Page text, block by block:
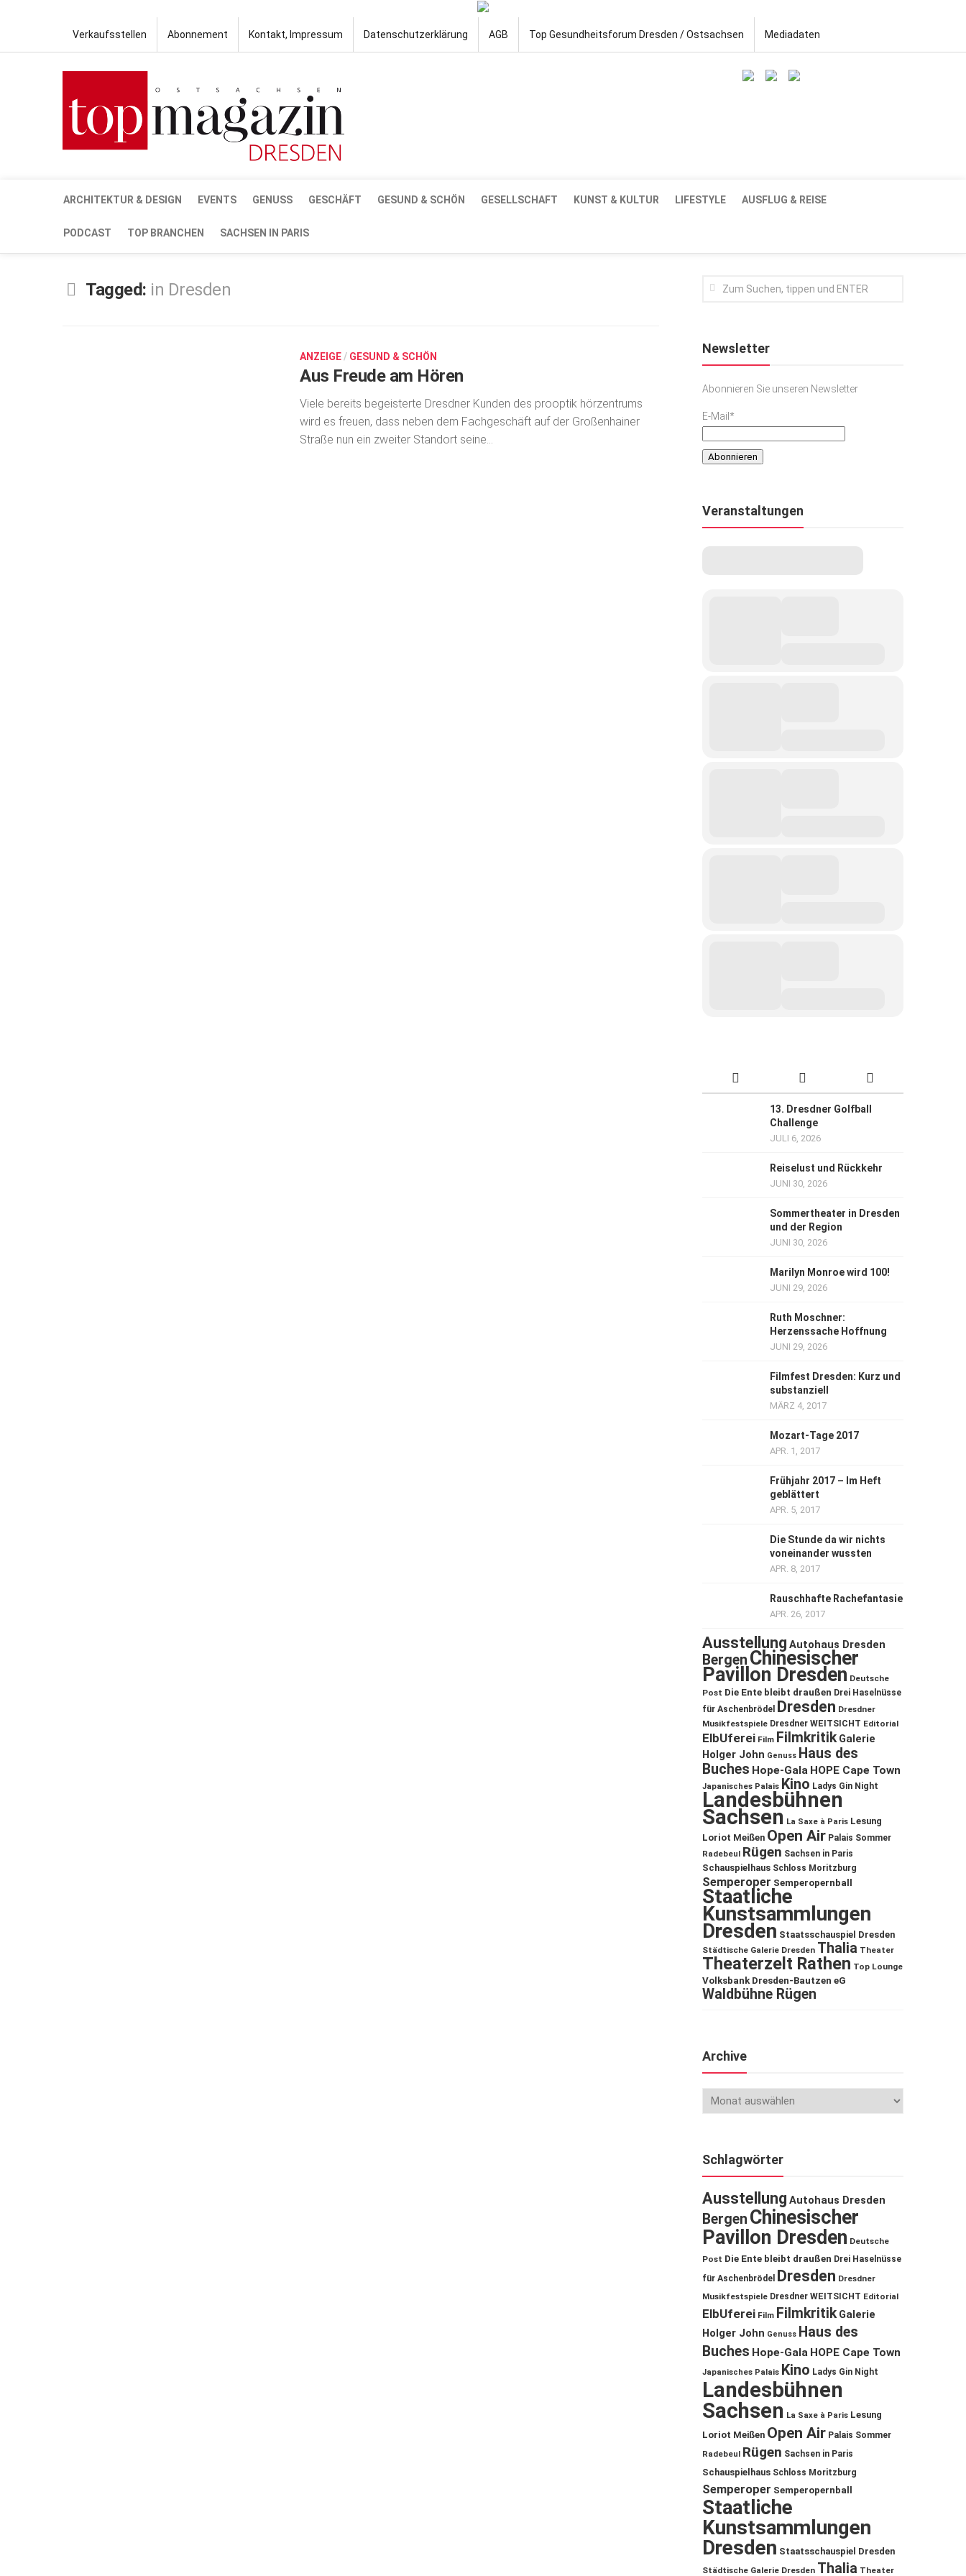
Verkaufsstellen Abonnement Kontakt, Impressum Datenschutzerklärung AGB Top Gesundheitsforum Dresden / Ostsachsen Mediadaten
ARCHITEKTUR & DESIGN EVENTS GENUSS GESCHÄFT GESUND & SCHÖN GESELLSCHAFT KUNST & KULTUR LIFESTYLE AUSFLUG & REISE
PODCAST TOP BRANCHEN SACHSEN IN PARIS
Tagged: in Dresden
ANZEIGE / GESUND & SCHÖN
Aus Freude am Hören
Viele bereits begeisterte Dresdner Kunden des prooptik hörzentrums
wird es freuen, dass neben dem Fachgeschäft auf der Großenhainer
Straße nun ein zweiter Standort seine...
Newsletter
Abonnieren Sie unseren Newsletter
E-Mail*
Veranstaltungen
13. Dresdner Golfball
Challenge
JULI 6, 2026
Reiselust und Rückkehr
JUNI 30, 2026
Sommertheater in Dresden
und der Region
JUNI 30, 2026
Marilyn Monroe wird 100!
JUNI 29, 2026
Ruth Moschner:
Herzenssache Hoffnung
JUNI 29, 2026
Filmfest Dresden: Kurz und
substanziell
MÄRZ 4, 2017
Mozart-Tage 2017
APR. 1, 2017
Frühjahr 2017 – Im Heft
geblättert
APR. 5, 2017
Die Stunde da wir nichts
voneinander wussten
APR. 8, 2017
Rauschhafte Rachefantasie
APR. 26, 2017
Ausstellung Autohaus Dresden
Bergen Chinesischer
Pavillon Dresden Deutsche
Post Die Ente bleibt draußen Drei Haselnüsse
für Aschenbrödel
Dresden Dresdner
Musikfestspiele Dresdner WEITSICHT Editorial
ElbUferei Film Filmkritik Galerie
Holger John Genuss Haus des
Buches Hope-Gala HOPE Cape Town
Japanisches Palais Kino Ladys Gin Night
Landesbühnen
Sachsen La Saxe à Paris Lesung
Loriot Meißen Open Air Palais Sommer
Radebeul Rügen Sachsen in Paris
Schauspielhaus Schloss Moritzburg
Semperoper Semperopernball
Staatliche
Kunstsammlungen
Dresden Staatsschauspiel Dresden
Städtische Galerie Dresden Thalia Theater
Theaterzelt Rathen Top Lounge
Volksbank Dresden-Bautzen eG
Waldbühne Rügen
Archive
Schlagwörter
Ausstellung Autohaus Dresden
Bergen Chinesischer
Pavillon Dresden Deutsche
Post Die Ente bleibt draußen Drei Haselnüsse
für Aschenbrödel
Dresden Dresdner
Musikfestspiele Dresdner WEITSICHT Editorial
ElbUferei Film Filmkritik Galerie
Holger John Genuss Haus des
Buches Hope-Gala HOPE Cape Town
Japanisches Palais Kino Ladys Gin Night
Landesbühnen
Sachsen La Saxe à Paris Lesung
Loriot Meißen Open Air Palais Sommer
Radebeul Rügen Sachsen in Paris
Schauspielhaus Schloss Moritzburg
Semperoper Semperopernball
Staatliche
Kunstsammlungen
Dresden Staatsschauspiel Dresden
Städtische Galerie Dresden Thalia Theater